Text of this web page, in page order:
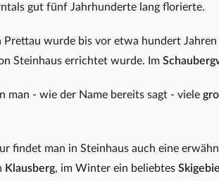
gut fünf Jahrhunderte lang florierte.
Prettau wurde bis vor etwa hundert
Steinhaus errichtet wurde. Im
man - wie der Name bereits sagt - viele
findet man in Steinhaus auch eine
Klausberg, im Winter ein beliebtes